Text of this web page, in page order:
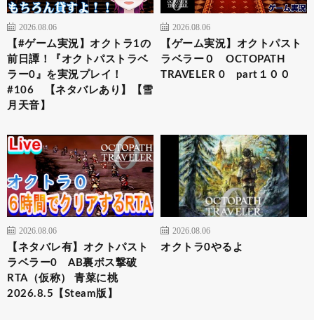
2026.08.06
【#ゲーム実況】オクトラ1の
前日譚！『オクトパストラベ
ラー0』を実況プレイ！
#106 【ネタバレあり】【雪
月天音】
2026.08.06
【ゲーム実況】オクトパスト
ラベラー０ OCTOPATH
TRAVELER 0 part１００
2026.08.06
【ネタバレ有】オクトパスト
ラベラー0 AB裏ボス撃破
RTA（仮称） 青菜に桃
2026.8.5【Steam版】
2026.08.06
オクトラ0やるよ